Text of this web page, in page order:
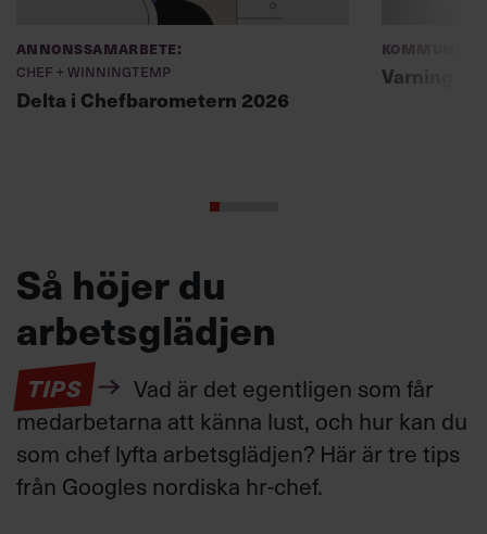
Annonssamarbete:
Chef + Winningtemp
Delta i Chefbarometern 2026
Varning
Så höjer du
arbetsglädjen
TIPS
Vad är det egentligen som får
medarbetarna att känna lust, och hur kan du
som chef lyfta arbetsglädjen? Här är tre tips
från Googles nordiska hr-chef.